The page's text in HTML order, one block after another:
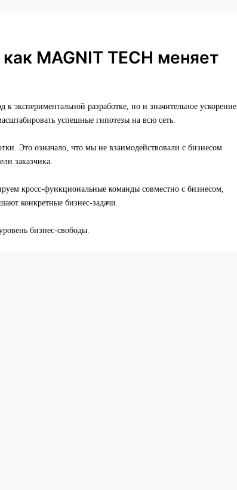
MAGNIT TECH меняет
экспериментальной разработке, но и значительное ускорение
успешные гипотезы на всю сеть.
Это означало, что мы не взаимодействовали с бизнесом
заказчика.
кросс-функциональные команды совместно с бизнесом,
конкретные бизнес-задачи.
бизнес-свободы.